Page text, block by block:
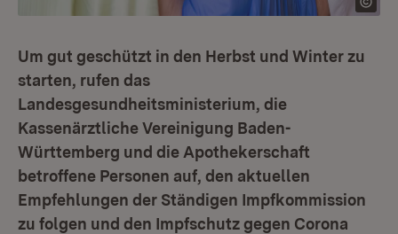
Um gut geschützt in den Herbst und Winter zu
starten, rufen das
Landesgesundheitsministerium, die
Kassenärztliche Vereinigung Baden-
Württemberg und die Apothekerschaft
betroffene Personen auf, den aktuellen
Empfehlungen der Ständigen Impfkommission
zu folgen und den Impfschutz gegen Corona